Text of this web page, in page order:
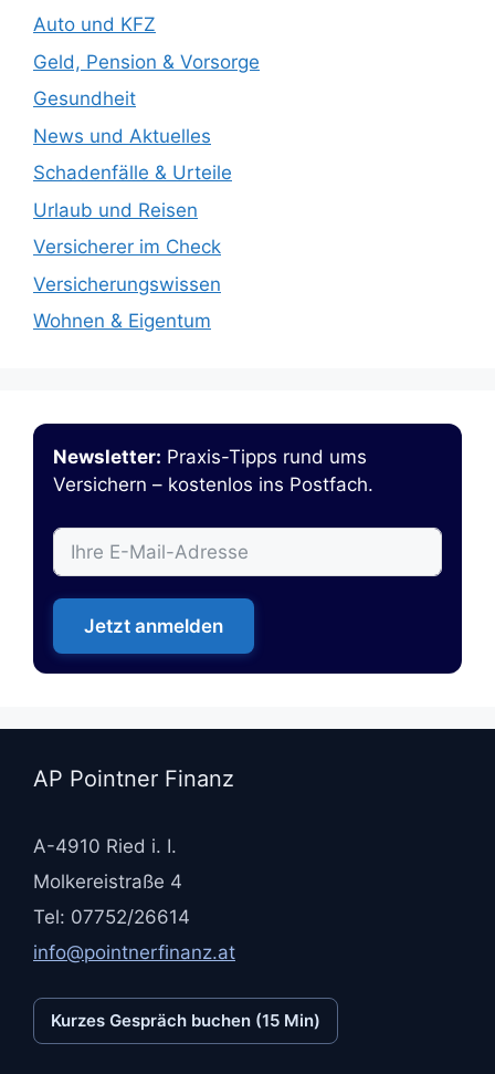
Auto und KFZ
Geld, Pension & Vorsorge
Gesundheit
News und Aktuelles
Schadenfälle & Urteile
Urlaub und Reisen
Versicherer im Check
Versicherungswissen
Wohnen & Eigentum
Newsletter: Praxis-Tipps rund ums
Versichern – kostenlos ins Postfach.
Jetzt anmelden
AP Pointner Finanz
A-4910 Ried i. I.
Molkereistraße 4
Tel: 07752/26614
info@pointnerfinanz.at
Kurzes Gespräch buchen (15 Min)